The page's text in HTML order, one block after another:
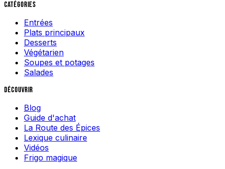
Catégories
Entrées
Plats principaux
Desserts
Végétarien
Soupes et potages
Salades
Découvrir
Blog
Guide d'achat
La Route des Épices
Lexique culinaire
Vidéos
Frigo magique